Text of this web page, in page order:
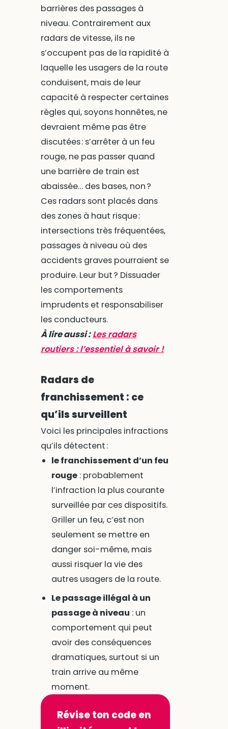
barrières des passages à
niveau. Contrairement aux
radars de vitesse, ils ne
s’occupent pas de la rapidité à
laquelle les usagers de la route
conduisent, mais de leur
capacité à respecter certaines
règles qui, soyons honnêtes, ne
devraient même pas être
discutées : s’arrêter à un feu
rouge, ne pas passer quand
une barrière de train est
abaissée… des bases, non ?
Ces radars sont placés dans
des zones à haut risque :
intersections très fréquentées,
passages à niveau où des
accidents graves pourraient se
produire. Leur but ? Dissuader
les comportements
imprudents et responsabiliser
les conducteurs.
À lire aussi : Les radars
routiers : l’essentiel à savoir !
Radars de
franchissement : ce
qu’ils surveillent
Voici les principales infractions
qu’ils détectent :
le franchissement d’un feu
rouge: probablement
l’infraction la plus courante
surveillée par ces dispositifs.
Griller un feu, c’est non
seulement se mettre en
danger soi-même, mais
aussi risquer la vie des
autres usagers de la route.
Le passage illégal à un
passage à niveau : un
comportement qui peut
avoir des conséquences
dramatiques, surtout si un
train arrive au même
moment.
Révise ton code en